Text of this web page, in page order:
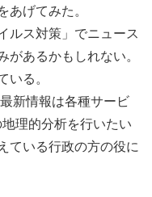
あげてみた。
ルス対策」でニュース
があるかもしれない。
いる。
新情報は各種サービ
理的分析を行いたい
ている行政の方の役に